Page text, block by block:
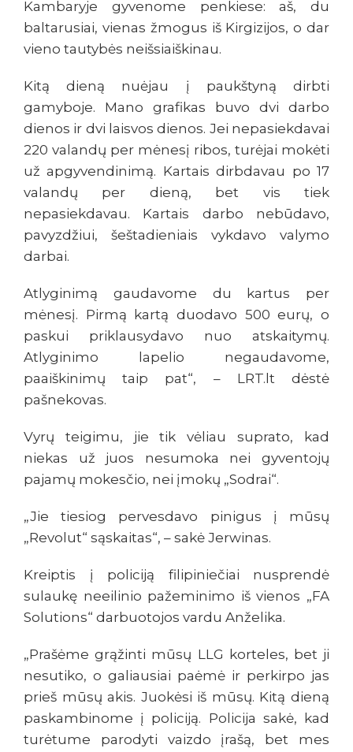
Kambaryje gyvenome penkiese: aš, du
baltarusiai, vienas žmogus iš Kirgizijos, o dar
vieno tautybės neišsiaiškinau.
Kitą dieną nuėjau į paukštyną dirbti
gamyboje. Mano grafikas buvo dvi darbo
dienos ir dvi laisvos dienos. Jei nepasiekdavai
220 valandų per mėnesį ribos, turėjai mokėti
už apgyvendinimą. Kartais dirbdavau po 17
valandų per dieną, bet vis tiek
nepasiekdavau. Kartais darbo nebūdavo,
pavyzdžiui, šeštadieniais vykdavo valymo
darbai.
Atlyginimą gaudavome du kartus per
mėnesį. Pirmą kartą duodavo 500 eurų, o
paskui priklausydavo nuo atskaitymų.
Atlyginimo lapelio negaudavome,
paaiškinimų taip pat“, – LRT.lt dėstė
pašnekovas.
Vyrų teigimu, jie tik vėliau suprato, kad
niekas už juos nesumoka nei gyventojų
pajamų mokesčio, nei įmokų „Sodrai“.
„Jie tiesiog pervesdavo pinigus į mūsų
„Revolut“ sąskaitas“, – sakė Jerwinas.
Kreiptis į policiją filipiniečiai nusprendė
sulaukę neeilinio pažeminimo iš vienos „FA
Solutions“ darbuotojos vardu Anželika.
„Prašėme grąžinti mūsų LLG korteles, bet ji
nesutiko, o galiausiai paėmė ir perkirpo jas
prieš mūsų akis. Juokėsi iš mūsų. Kitą dieną
paskambinome į policiją. Policija sakė, kad
turėtume parodyti vaizdo įrašą, bet mes